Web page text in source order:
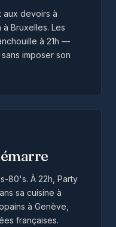
aux devoirs à
Bruxelles. Les
à 21h —
imposer son
80's. À 22h, Party
sa cuisine à
à Genève,
françaises.